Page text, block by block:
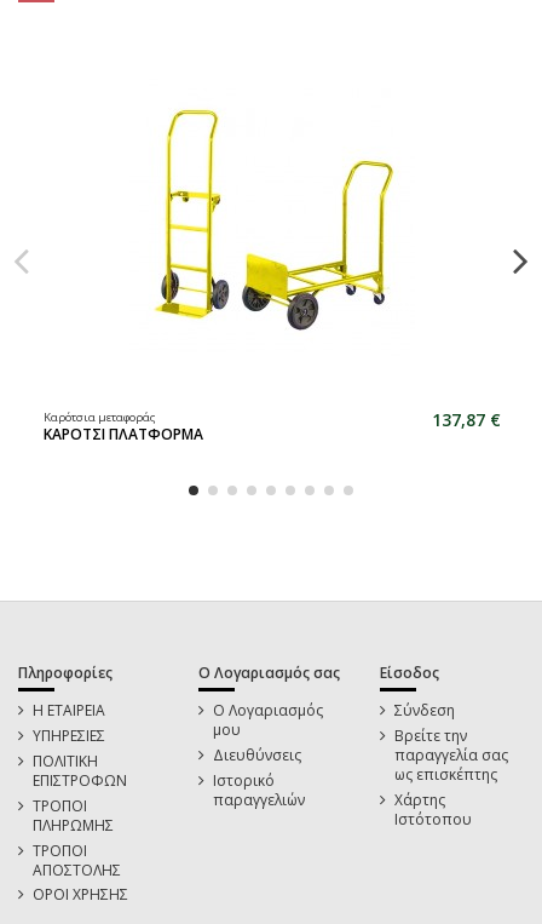
Καρότσια μεταφοράς
ΚΑΡΟΤΣΙ ΠΛΑΤΦΟΡΜΑ
137,87 €
Πληροφορίες
Η ΕΤΑΙΡΕΙΑ
ΥΠΗΡΕΣΙΕΣ
ΠΟΛΙΤΙΚΗ
ΕΠΙΣΤΡΟΦΩΝ
ΤΡΟΠΟΙ
ΠΛΗΡΩΜΗΣ
ΤΡΟΠΟΙ
ΑΠΟΣΤΟΛΗΣ
ΟΡΟΙ ΧΡΗΣΗΣ
Ο Λογαριασμός σας
Ο Λογαριασμός
μου
Διευθύνσεις
Ιστορικό
παραγγελιών
Είσοδος
Σύνδεση
Βρείτε την
παραγγελία σας
ως επισκέπτης
Χάρτης
Ιστότοπου